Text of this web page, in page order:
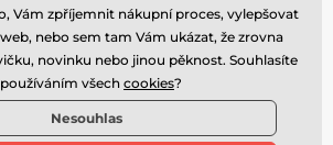
Vám zpříjemnit nákupní proces, vylepšovat
nebo sem tam Vám ukázat, že zrovna
novinku nebo jinou pěknost. Souhlasíte
všech cookies?
Nesouhlas